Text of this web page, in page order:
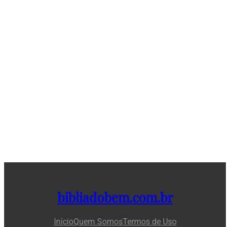
bibliadobem.com.br
InícioQuem SomosTermos de Uso